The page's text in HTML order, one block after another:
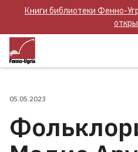
Книги библиотеки Фенно-
05.05.2023